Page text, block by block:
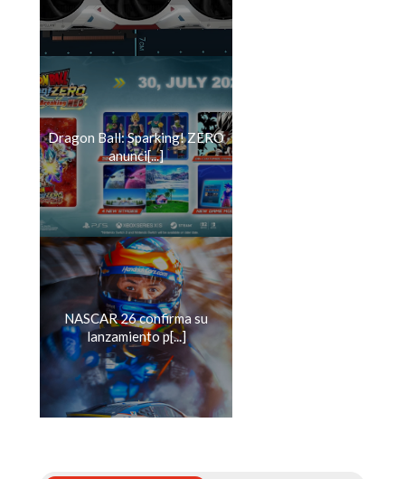
Dragon Ball: Sparking! ZERO
anunci[...]
NASCAR 26 confirma su
lanzamiento p[...]